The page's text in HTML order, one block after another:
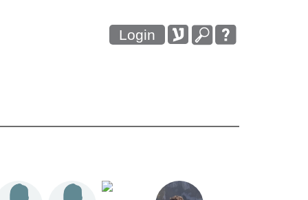
Login